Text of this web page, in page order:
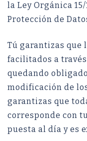
la Ley Orgánica
Protección de
Tú garantizas que
facilitados a
quedando
modificación de
garantizas que
corresponde con
puesta al día y es